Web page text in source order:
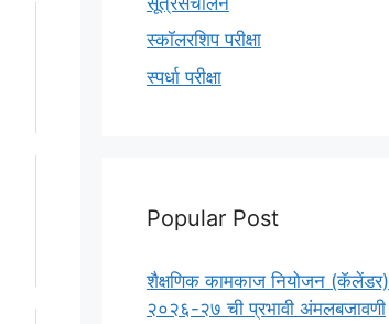
स्कॉलरशिप परीक्षा
स्पर्धा परीक्षा
Popular Post
शैक्षणिक कामकाज नियोजन (कॅलेंडर)
२०२६-२७ ची प्रभावी अंमलबजावणी